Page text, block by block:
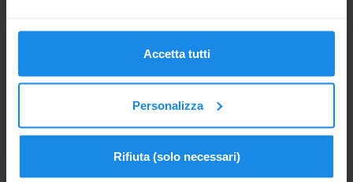
Accetta tutti
Personalizza
Rifiuta (solo necessari)
Hotel vicino alla spiaggia con spazi per i bambini. In molte
strutture i piccoli non pagano fino a 6 anni.